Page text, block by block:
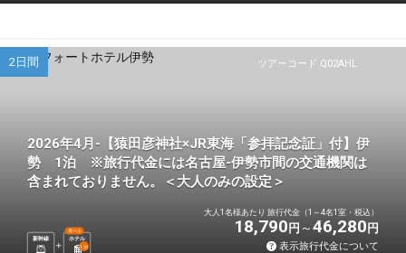
ツアーコード Q02AHL
2日間
2026年4月-【猿田彦神社×JR東海「参拝記念証」付】伊
勢 1泊 ※旅行代金には名古屋-伊勢市間の交通機関は
含まれておりません。＜大人のみの設定＞
新幹線 ホテル
選べる
1 泊
大人1名様あたり 旅行代金（1～4名1室・税込）
18,790 円 46,280 円
表示旅行代金について